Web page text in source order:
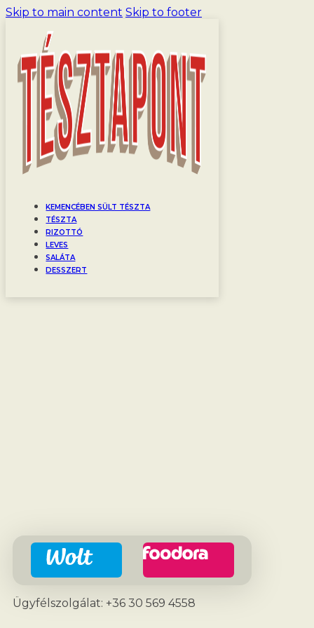
Skip to main content Skip to footer
KEMENCÉBEN SÜLT TÉSZTA
TÉSZTA
RIZOTTÓ
LEVES
SALÁTA
DESSZERT
Ügyfélszolgálat: +36 30 569 4558